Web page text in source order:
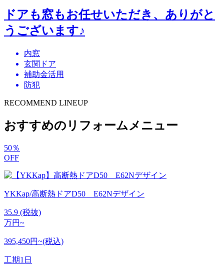
ドアも窓もお任せいただき、ありがと
うございます♪
内窓
玄関ドア
補助金活用
防犯
RECOMMEND LINEUP
おすすめのリフォームメニュー
50％
OFF
YKKap/高断熱ドアD50 E62Nデザイン
35.9 (税抜)
万円~
395,450円~(税込)
工期1日